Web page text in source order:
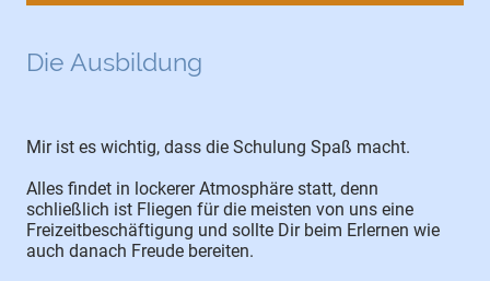
Die Ausbildung
Mir ist es wichtig, dass die Schulung Spaß macht.
Alles findet in lockerer Atmosphäre statt, denn
schließlich ist Fliegen für die meisten von uns eine
Freizeitbeschäftigung und sollte Dir beim Erlernen wie
auch danach Freude bereiten.